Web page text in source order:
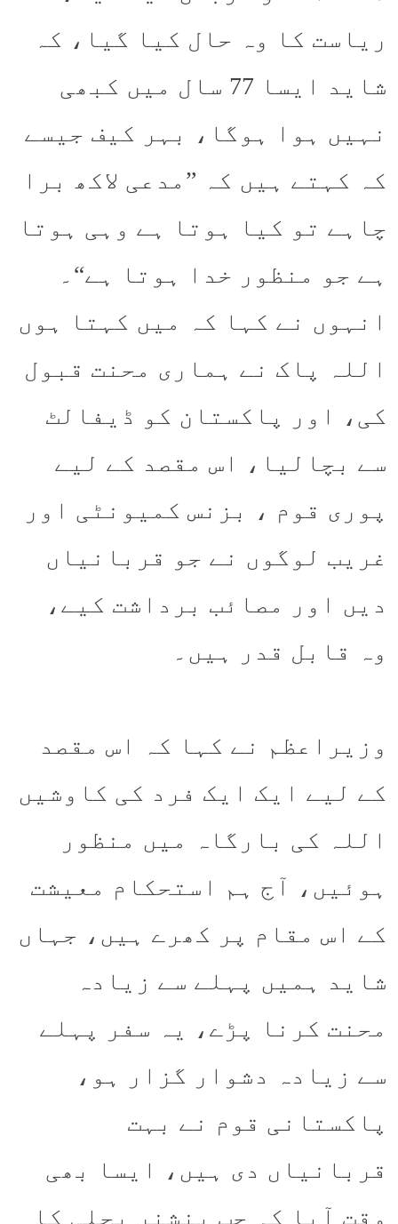
ریاست کا وہ حال کیا گیا، کہ
شاید ایسا 77 سال میں کبھی
نہیں ہوا ہوگا، بہر کیف جیسے
کہ کہتے ہیں کہ ”مدعی لاکھ برا
چاہے تو کیا ہوتا ہے وہی ہوتا
ہے جو منظور خدا ہوتا ہے“۔
انہوں نے کہا کہ میں کہتا ہوں
اللہ پاک نے ہماری محنت قبول
کی، اور پاکستان کو ڈیفالٹ
سے بچالیا، اس مقصد کے لیے
پوری قوم ، بزنس کمیونٹی اور
غریب لوگوں نے جو قربانیاں
دیں اور مصائب برداشت کیے،
وہ قابل قدر ہیں۔
وزیراعظم نے کہا کہ اس مقصد
کے لیے ایک ایک فرد کی کاوشیں
اللہ کی بارگاہ میں منظور
ہوئیں، آج ہم استحکام معیشت
کے اس مقام پر کھرے ہیں، جہاں
شاید ہمیں پہلے سے زیادہ
محنت کرنا پڑے، یہ سفر پہلے
سے زیادہ دشوار گزار ہو،
پاکستانی قوم نے بہت
قربانیاں دی ہیں، ایسا بھی
وقت آیا کہ جب پنشنر بجلی کا